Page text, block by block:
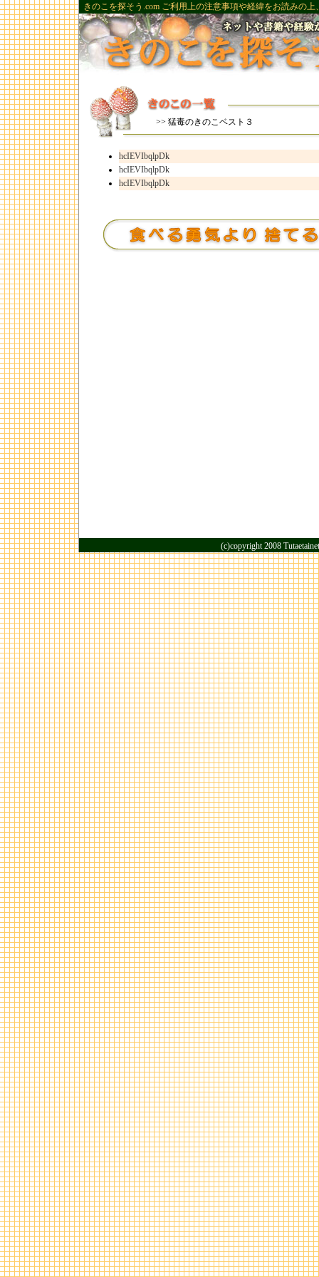
きのこを探そう.com ご利用上の注意事項や経緯をお読みの
>> 猛毒のきのこベスト３
hcIEVIbqlpDk
hcIEVIbqlpDk
hcIEVIbqlpDk
(c)copyright 2008